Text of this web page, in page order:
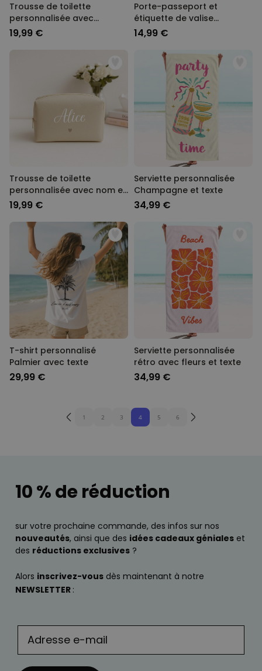
Trousse de toilette
personnalisée avec
monogramme
19,99 €
Porte-passeport et
étiquette de valise
personnalisés avec
14,99 €
Trousse de toilette
personnalisée avec nom et
picto
19,99 €
Serviette personnalisée
Champagne et texte
34,99 €
T-shirt personnalisé
Palmier avec texte
29,99 €
Serviette personnalisée
rétro avec fleurs et texte
34,99 €
1 2 3 4 5 6
10 % de réduction
sur votre prochaine commande, des infos sur nos
nouveautés, ainsi que des idées cadeaux géniales et
des réductions exclusives ?
Alors inscrivez-vous dès maintenant à notre
NEWSLETTER :